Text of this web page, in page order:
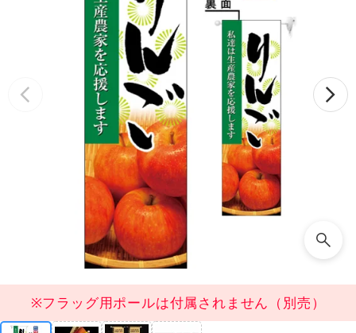
※フラッグ用ポールは付属されません（別売）